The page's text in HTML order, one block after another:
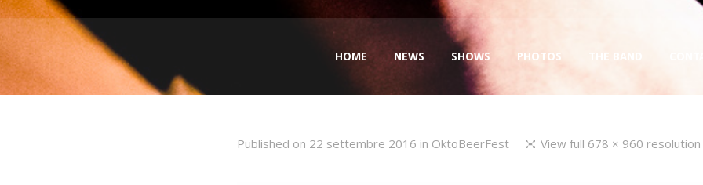
HOME NEWS SHOWS PHOTOS THE BAND
Published on 22 settembre 2016 in OktoBeerFest View full 678 × 960 resolution